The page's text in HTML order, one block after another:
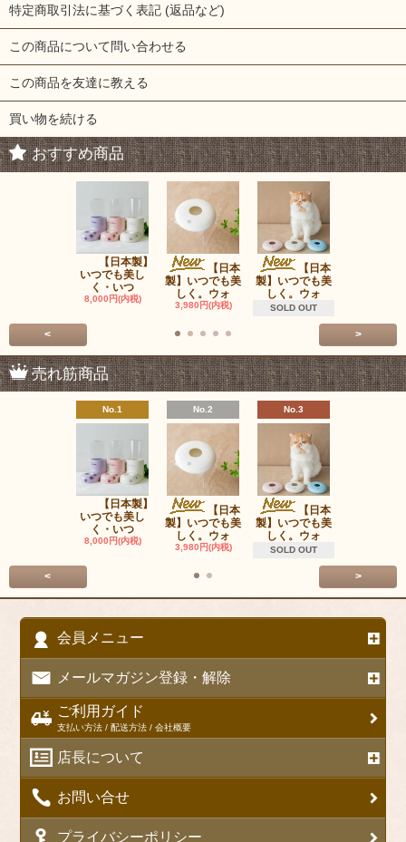
特定商取引法に基づく表記 (返品など)
この商品について問い合わせる
この商品を友達に教える
買い物を続ける
おすすめ商品
【日本製】
いつでも美し
く・いつ
8,000円(内税)
【日本
製】いつでも美
しく。ウォ
3,980円(内税)
【日本
製】いつでも美
しく。ウォ
SOLD OUT
< >
売れ筋商品
No.1
【日本製】
いつでも美し
く・いつ
8,000円(内税)
No.2
【日本
製】いつでも美
しく。ウォ
3,980円(内税)
No.3
【日本
製】いつでも美
しく。ウォ
SOLD OUT
< >
会員メニュー
メールマガジン登録・解除
ご利用ガイド
支払い方法 / 配送方法 / 会社概要
店長について
お問い合せ
プライバシーポリシー